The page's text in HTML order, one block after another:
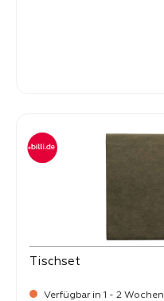
Tischset
Verfügbar in 1 - 2 Wochen